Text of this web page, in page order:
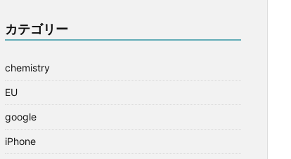
カテゴリー
chemistry
EU
google
iPhone